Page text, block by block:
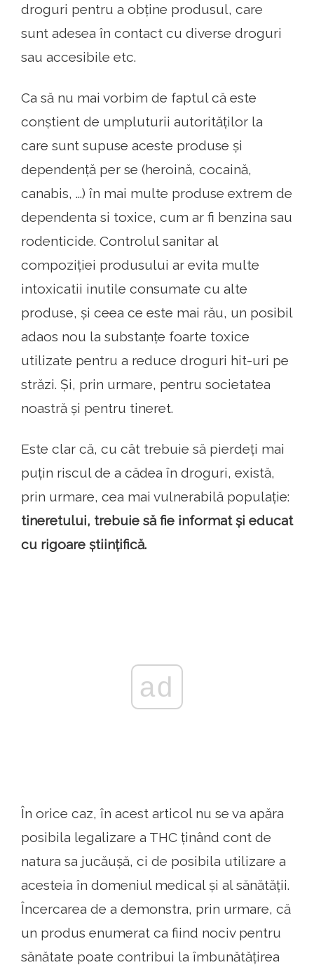
droguri pentru a obține produsul, care
sunt adesea în contact cu diverse droguri
sau accesibile etc.
Ca să nu mai vorbim de faptul că este
conștient de umpluturii autorităților la
care sunt supuse aceste produse și
dependență per se (heroină, cocaină,
canabis, ...) în mai multe produse extrem de
dependenta si toxice, cum ar fi benzina sau
rodenticide. Controlul sanitar al
compoziției produsului ar evita multe
intoxicatii inutile consumate cu alte
produse, și ceea ce este mai rău, un posibil
adaos nou la substanțe foarte toxice
utilizate pentru a reduce droguri hit-uri pe
străzi. Și, prin urmare, pentru societatea
noastră și pentru tineret.
Este clar că, cu cât trebuie să pierdeți mai
puțin riscul de a cădea în droguri, există,
prin urmare, cea mai vulnerabilă populație:
tineretului, trebuie să fie informat și educat
cu rigoare științifică.
ad
În orice caz, în acest articol nu se va apăra
posibila legalizare a THC ținând cont de
natura sa jucăușă, ci de posibila utilizare a
acesteia în domeniul medical și al sănătății.
Încercarea de a demonstra, prin urmare, că
un produs enumerat ca fiind nociv pentru
sănătate poate contribui la îmbunătățirea